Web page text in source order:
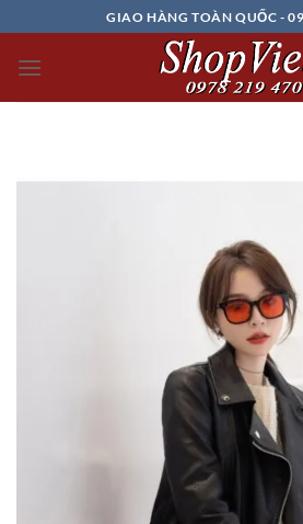
đến
nội
GIAO HÀNG TOÀN QUỐC -